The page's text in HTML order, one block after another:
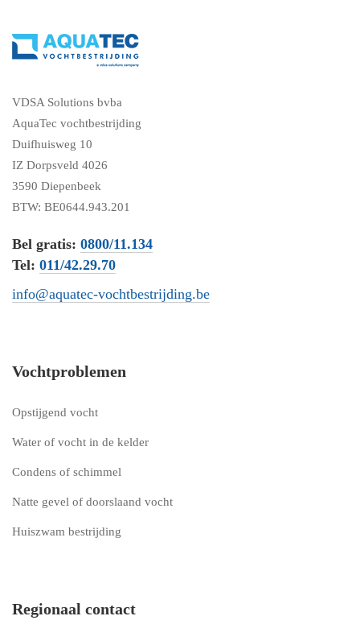
VDSA Solutions bvba
AquaTec vochtbestrijding
Duifhuisweg 10
IZ Dorpsveld 4026
3590 Diepenbeek
BTW: BE0644.943.201
Bel gratis: 0800/11.134
Tel: 011/42.29.70
info@aquatec-vochtbestrijding.be
Vochtproblemen
Opstijgend vocht
Water of vocht in de kelder
Condens of schimmel
Natte gevel of doorslaand vocht
Huiszwam bestrijding
Regionaal contact